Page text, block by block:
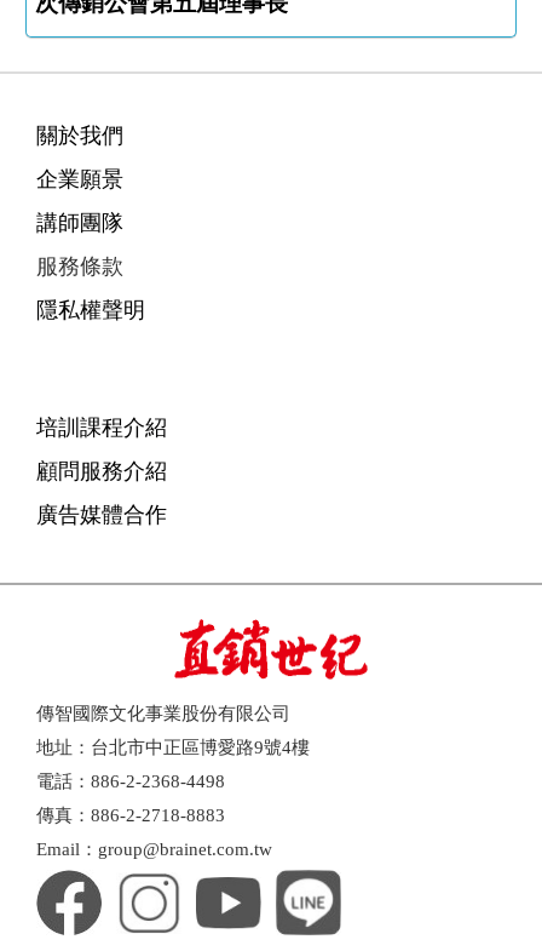
關於我們
企業願景
講師團隊
服務條款
隱私權聲明
培訓課程介紹
顧問服務介紹
廣告媒體合作
傳智國際文化事業股份有限公司
地址：台北市中正區博愛路9號4樓
電話：886-2-2368-4498
傳真：886-2-2718-8883
Email：group@brainet.com.tw